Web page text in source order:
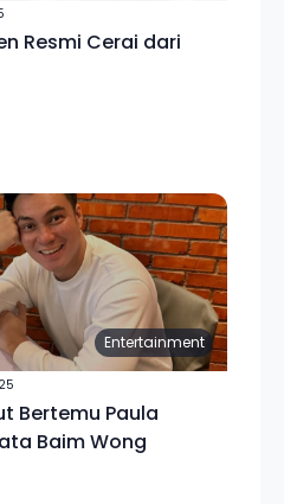
Resmi Cerai dari
Entertainment
Bertemu Paula
Baim Wong